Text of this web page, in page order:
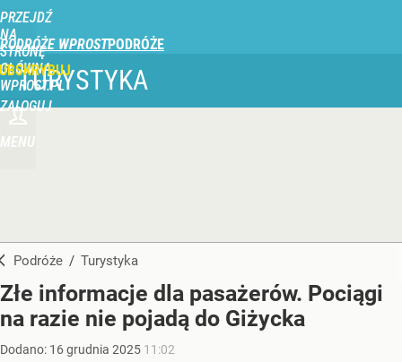
PRZEJDŹ
NA
STRONĘ
GŁÓWNĄ
WPROST.PL
PODRÓŻE WPROST
ZALOGUJ
MENU
TURYSTYKA
Podróże / Turystyka
Złe informacje dla pasażerów. Pociągi
na razie nie pojadą do Giżycka
Dodano: 16grudnia 2025 11:02